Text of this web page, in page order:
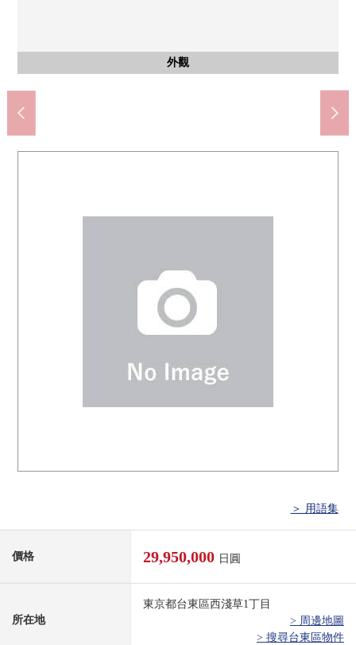
外觀
外觀
入口
入口
入口
共有部分
共有部分
淺草郵局(約380m)
區立松葉公園(約180m)
淺草ROX(約560m)
Maruetsu東上野商店(約660m)
Mybasket雨衣橋南店(約200m)
區立松葉小學(約250m)
區立淺草中學(約1530m)
＞ 用語集
價格 29,950,000 日圓
所在地
東京都台東區西淺草1丁目
> 周邊地圖
> 搜尋台東區物件